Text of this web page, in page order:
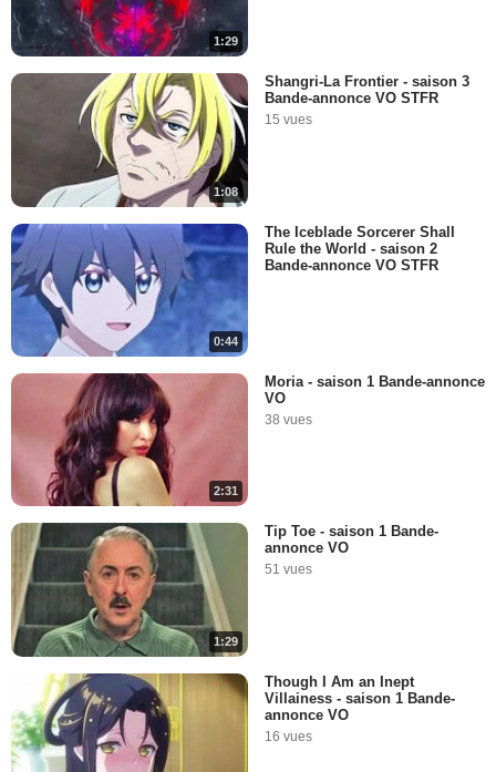
1:29
1:08
Shangri-La Frontier - saison 3
Bande-annonce VO STFR
15 vues
0:44
The Iceblade Sorcerer Shall
Rule the World - saison 2
Bande-annonce VO STFR
2:31
Moria - saison 1 Bande-annonce
VO
38 vues
1:29
Tip Toe - saison 1 Bande-
annonce VO
51 vues
Though I Am an Inept
Villainess - saison 1 Bande-
annonce VO
16 vues